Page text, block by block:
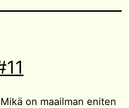
Mikä on maailman eniten